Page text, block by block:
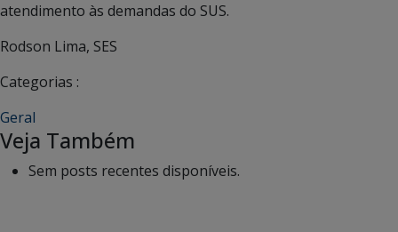
atendimento às demandas do SUS.
Rodson Lima, SES
Categorias :
Geral
Veja Também
Sem posts recentes disponíveis.